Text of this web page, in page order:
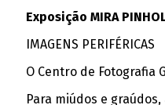
Exposição MIRA
IMAGENS PERIFÉRICAS
O Centro de Fotografia
Para miúdos e